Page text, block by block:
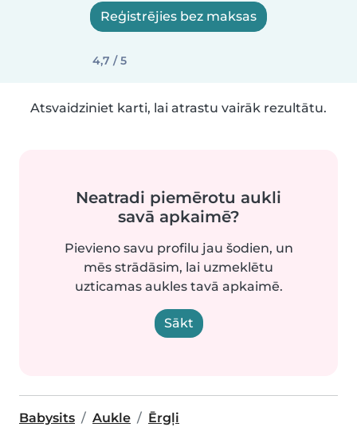
Reģistrējies bez maksas
4,7 / 5
Atsvaidziniet karti, lai atrastu vairāk rezultātu.
Neatradi piemērotu aukli
savā apkaimē?
Pievieno savu profilu jau šodien, un
mēs strādāsim, lai uzmeklētu
uzticamas aukles tavā apkaimē.
Sākt
Babysits Aukle Ērgļi